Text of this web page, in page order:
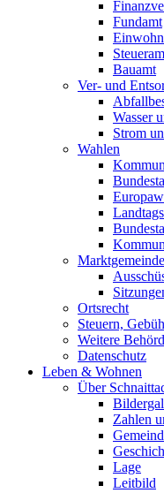
Fundamt
Bauamt
Ver- und
Wasser
Strom
Wahlen
Ortsrecht
Steuern,
Weitere
Datenschutz
Leben & Wohnen
Über
Zahlen
Lage
Leitbild